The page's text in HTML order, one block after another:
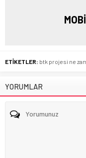
ETİKETLER: btk projesi ne
YORUMLAR